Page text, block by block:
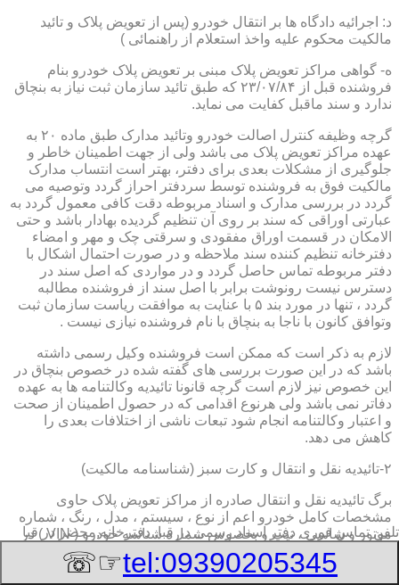
د: اجرائیه دادگاه ها بر انتقال خودرو (پس از تعویض پلاک و تائید
مالکیت محکوم علیه واخذ استعلام از راهنمائی )
ه- گواهی مراکز تعویض پلاک مبنی بر تعویض پلاک خودرو بنام
فروشنده قبل از ۲۳/۰۷/۸۴ که طبق تائید سازمان ثبت نیاز به بنچاق
ندارد و سند ماقبل کفایت می نماید.
گرچه وظیفه کنترل اصالت خودرو وتائید مدارک طبق ماده ۲۰ به
عهده مراکز تعویض پلاک می باشد ولی از جهت اطمینان خاطر و
جلوگیری از مشکلات بعدی برای دفتر، بهتر است انتساب مدارک
مالکیت فوق به فروشنده توسط سردفتر احراز گردد وتوصیه می
گردد در بررسی مدارک و اسناد مربوطه دقت کافی معمول گردد به
عبارتی اوراقی که سند بر روی آن تنظیم گردیده بهادار باشد و حتی
الامکان در قسمت اوراق مفقودی و سرقتی چک و مهر و امضاء
دفترخانه تنظیم کننده سند ملاحظه و در صورت احتمال اشکال با
دفتر مربوطه تماس حاصل گردد و در مواردی که اصل سند در
دسترس نیست رونوشت برابر با اصل سند از فروشنده مطالبه
گردد ، تنها در مورد بند ۵ با عنایت به موافقت ریاست سازمان ثبت
وتوافق کانون با ناجا به بنچاق با نام فروشنده نیازی نیست .
لازم به ذکر است که ممکن است فروشنده وکیل رسمی داشته
باشد که در این صورت بررسی های گفته شده در خصوص بنچاق در
این خصوص نیز لازم است گرچه قانونا تائیدیه وکالتنامه ها به عهده
دفاتر نمی باشد ولی هرنوع اقدامی که در حصول اطمینان از صحت
و اعتبار وکالتنامه انجام شود تبعات ناشی از اختلافات بعدی را
کاهش می دهد.
۲-تائیدیه نقل و انتقال و کارت سبز (شناسنامه مالکیت)
برگ تائیدیه نقل و انتقال صادره از مراکز تعویض پلاک حاوی
مشخصات کامل خودرو اعم از نوع ، سیستم ، مدل ، رنگ ، شماره
موتور و شاسی ، تیپ و بخصوس شماره شناسه خودرو ( VIN ) در
صدر صفحه و مشخصات فروشنده و خریدار اعم از مشخصات
سجلی و شماره ملی و کدپستی و آدرس و شماره انتظامی
تلفن تماس فوری دفتر اسناد رسمی در قبا, دفترخانه,محضر در قبا
tel:09390205345
☞☏